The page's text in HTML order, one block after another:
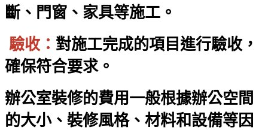
斷、門窗、家具等施工。
驗收： 對施工完成的項目進行驗收，
確保符合要求。
辦公室裝修的費用一般根據辦公空間
的大小、裝修風格、材料和設備等因